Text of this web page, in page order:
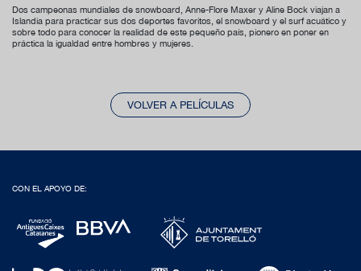
Dos campeonas mundiales de snowboard, Anne-Flore Maxer y Aline Bock viajan a
Islandia para practicar sus dos deportes favoritos, el snowboard y el surf acuático y
sobre todo para conocer la realidad de este pequeño país, pionero en poner en
práctica la igualdad entre hombres y mujeres.
VOLVER A PELÍCULAS
CON EL APOYO DE: